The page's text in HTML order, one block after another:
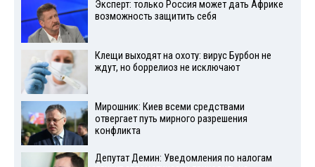
Эксперт: только Россия может дать Африке
возможность защитить себя
Клещи выходят на охоту: вирус Бурбон не
ждут, но боррелиоз не исключают
Мирошник: Киев всеми средствами
отвергает путь мирного разрешения
конфликта
Депутат Демин: Уведомления по налогам